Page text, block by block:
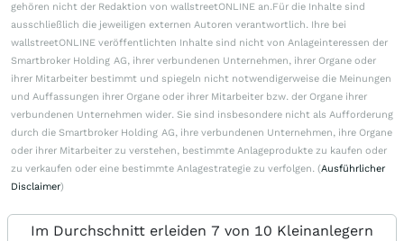
gehören nicht der Redaktion von wallstreetONLINE an.Für die Inhalte sind
ausschließlich die jeweiligen externen Autoren verantwortlich. Ihre bei
wallstreetONLINE veröffentlichten Inhalte sind nicht von Anlageinteressen der
Smartbroker Holding AG, ihrer verbundenen Unternehmen, ihrer Organe oder
ihrer Mitarbeiter bestimmt und spiegeln nicht notwendigerweise die Meinungen
und Auffassungen ihrer Organe oder ihrer Mitarbeiter bzw. der Organe ihrer
verbundenen Unternehmen wider. Sie sind insbesondere nicht als Aufforderung
durch die Smartbroker Holding AG, ihre verbundenen Unternehmen, ihre Organe
oder ihrer Mitarbeiter zu verstehen, bestimmte Anlageprodukte zu kaufen oder
zu verkaufen oder eine bestimmte Anlagestrategie zu verfolgen. (Ausführlicher
Disclaimer)
Im Durchschnitt erleiden 7 von 10 Kleinanlegern